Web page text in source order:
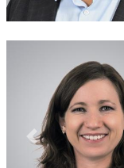
Previous